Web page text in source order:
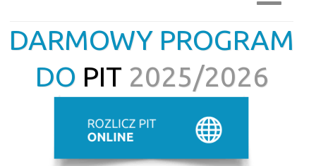
DARMOWY PROGRAM
DO PIT 2025/2026